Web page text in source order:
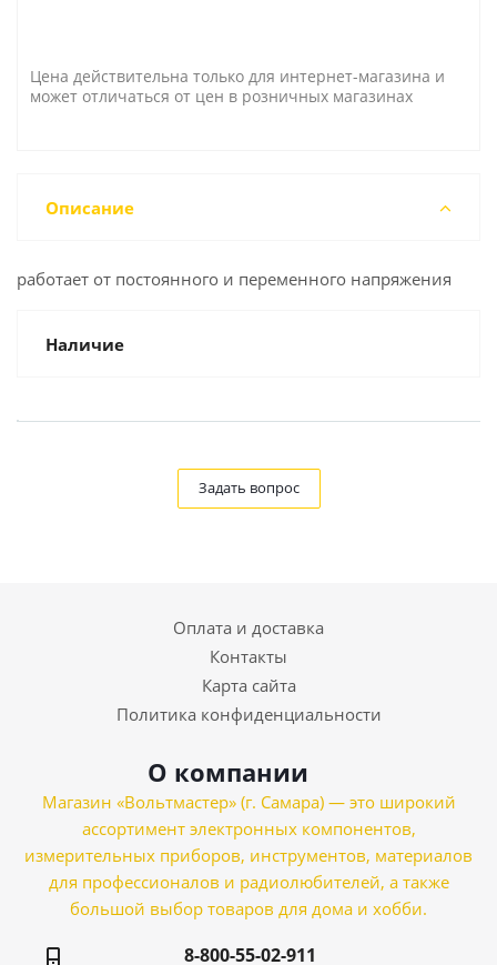
Цена действительна только для интернет-магазина и
может отличаться от цен в розничных магазинах
Описание
работает от постоянного и переменного напряжения
Наличие
Задать вопрос
Оплата и доставка
Контакты
Карта сайта
Политика конфиденциальности
О компании
Магазин «Вольтмастер» (г. Самара) — это широкий
ассортимент электронных компонентов,
измерительных приборов, инструментов, материалов
для профессионалов и радиолюбителей, а также
большой выбор товаров для дома и хобби.
8-800-55-02-911